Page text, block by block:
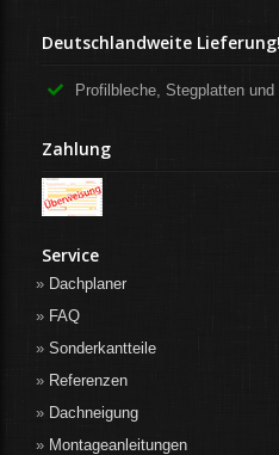
Deutschlandweite
Profilbleche, Stegplatten
Zahlung
Service
Dachplaner
FAQ
Sonderkantteile
Referenzen
Dachneigung
Montageanleitungen